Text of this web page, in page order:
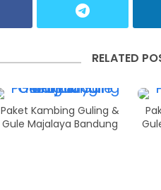
RELATED
Paket Kambing Guling &
Gule Majalaya Bandung